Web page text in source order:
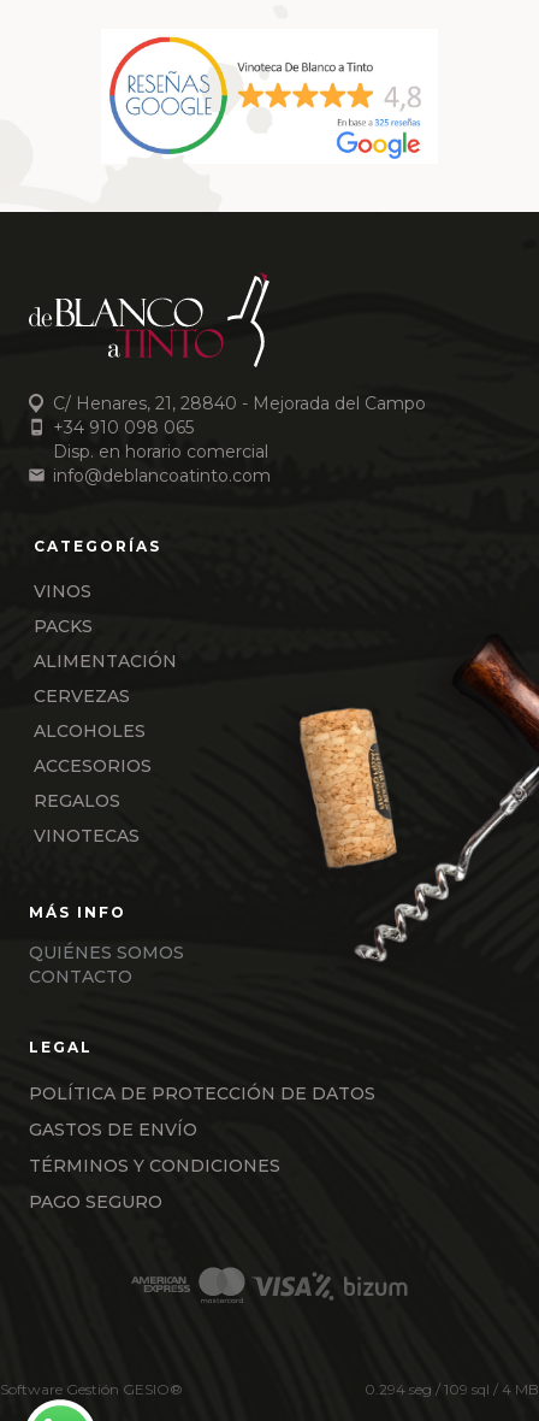
C/ Henares, 21, 28840 - Mejorada del Campo
+34 910 098 065
Disp. en horario comercial
info@deblancoatinto.com
VINOS
PACKS
ALIMENTACIÓN
CERVEZAS
ALCOHOLES
ACCESORIOS
REGALOS
VINOTECAS
QUIÉNES SOMOS
CONTACTO
POLÍTICA DE PROTECCIÓN DE DATOS
GASTOS DE ENVÍO
TÉRMINOS Y CONDICIONES
PAGO SEGURO
Software Gestión GESIO® 0.294 seg / 109 sql / 4 MB